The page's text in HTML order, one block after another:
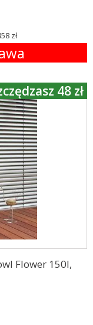
zł
Flower 150l,
48 zł